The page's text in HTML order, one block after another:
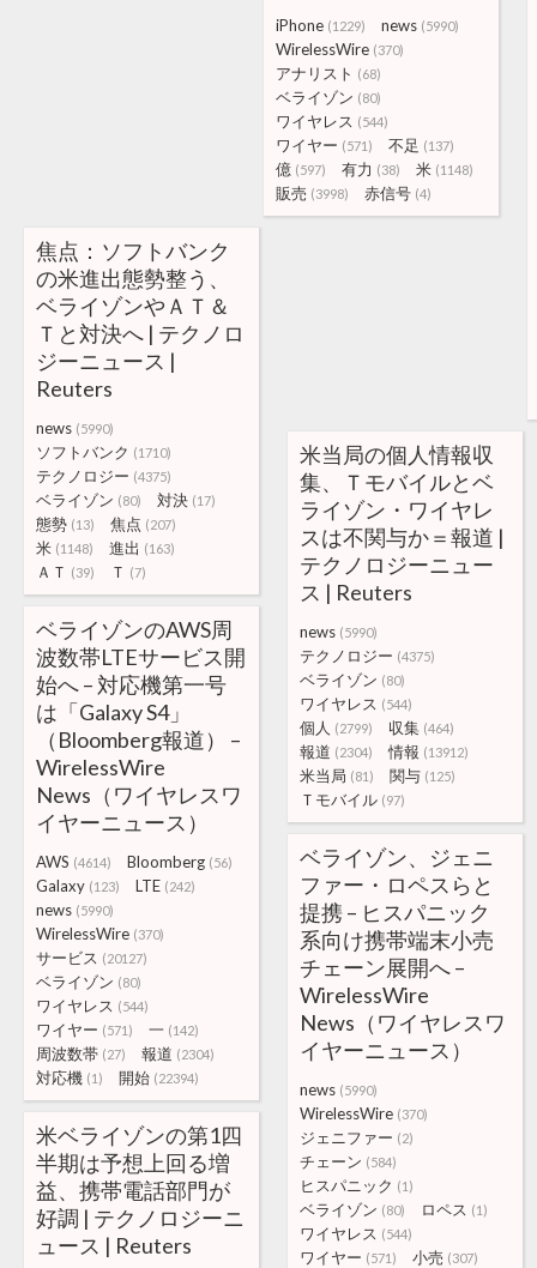
iPhone (1229) news (5990)
WirelessWire (370)
アナリスト (68)
ベライゾン (80)
ワイヤレス (544)
ワイヤー (571) 不足 (137)
億 (597) 有力 (38) 米 (1148)
販売 (3998) 赤信号 (4)
焦点：ソフトバンク
の米進出態勢整う、
ベライゾンやＡＴ＆
Ｔと対決へ | テクノロ
ジーニュース |
Reuters
news (5990)
ソフトバンク (1710)
テクノロジー (4375)
ベライゾン (80) 対決 (17)
態勢 (13) 焦点 (207)
米 (1148) 進出 (163)
ＡＴ (39) Ｔ (7)
米当局の個人情報収
集、Ｔモバイルとベ
ライゾン・ワイヤレ
スは不関与か＝報道 |
テクノロジーニュー
ス | Reuters
news (5990)
テクノロジー (4375)
ベライゾン (80)
ワイヤレス (544)
個人 (2799) 収集 (464)
報道 (2304) 情報 (13912)
米当局 (81) 関与 (125)
Ｔモバイル (97)
ベライゾンのAWS周
波数帯LTEサービス開
始へ – 対応機第一号
は「Galaxy S4」
（Bloomberg報道） –
WirelessWire
News（ワイヤレスワ
イヤーニュース）
AWS (4614) Bloomberg (56)
Galaxy (123) LTE (242)
news (5990)
WirelessWire (370)
サービス (20127)
ベライゾン (80)
ワイヤレス (544)
ワイヤー (571) 一 (142)
周波数帯 (27) 報道 (2304)
対応機 (1) 開始 (22394)
ベライゾン、ジェニ
ファー・ロペスらと
提携 – ヒスパニック
系向け携帯端末小売
チェーン展開へ –
WirelessWire
News（ワイヤレスワ
イヤーニュース）
news (5990)
WirelessWire (370)
ジェニファー (2)
チェーン (584)
ヒスパニック (1)
ベライゾン (80) ロペス (1)
ワイヤレス (544)
ワイヤー (571) 小売 (307)
米ベライゾンの第1四
半期は予想上回る増
益、携帯電話部門が
好調 | テクノロジーニ
ュース | Reuters